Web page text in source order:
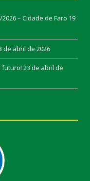
2026 – Cidade de Faro 19
de abril de 2026
futuro! 23 de abril de